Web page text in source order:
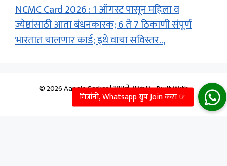
NCMC Card 2026 : 1 ऑगस्ट पासून महिला व
ज्येष्ठांसाठी आता बंधनकारक; 6 ते 7 ठिकाणी संपूर्ण
भारतात चालणार कार्ड; इथे वाचा सविस्तर..,
© 2026 Aapale Sarkar | आपले सरकार• Built With
GeneratePress